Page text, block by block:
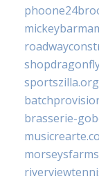
sportszilla.org
brasserie-